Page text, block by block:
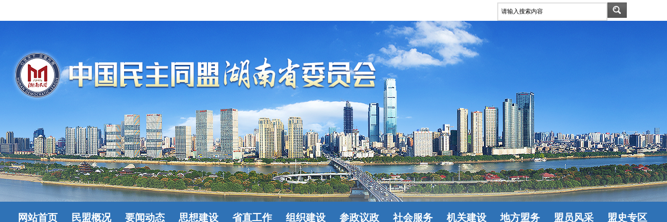
网站首页 民盟概况 要闻动态 思想建设 省直工作 组织建设 参政议政 社会服务 机关建设 地方盟务 盟员风采 盟史专区